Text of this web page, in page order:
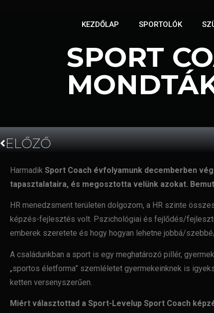
KEZDŐLAP SPORTOLÓK
SPORT
2023.02.22.
ELŐZŐ
Harmadik Sport Coach évfolyamunk decemberben
tapasztalataira, és megosztotta velünk azokat.
HR menedzsment területen dolgozom, a HR szinte
képzés-fejlesztés volt. Pszichológiai és fejlődés/
emberek szeretete és hogy hogyan lehetne jobbá/
A családunkban a sport is egy meghatározó pillér,
„sportos életforma” szemléletet gyermekeinknek is
ketten versenyszerűen.
Miért választottad a Sport-Levelup Sport Coach